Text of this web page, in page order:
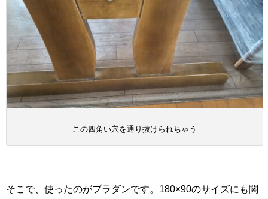
この四角い穴を通り抜けられちゃう
そこで、使ったのがプラダンです。180×90のサイズにも関